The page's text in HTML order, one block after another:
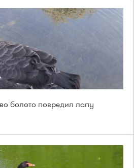
болото повредил лапу